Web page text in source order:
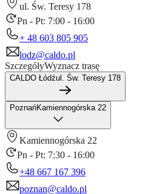
ul. Św. Teresy 178
Pn - Pt: 7:00 - 16:00
+ 48 603 805 905
lodz@caldo.pl
SzczegółyWyznacz trasę
CALDO Łódźul. Św. Teresy 178
PoznańKamiennogórska 22
Kamiennogórska 22
Pn - Pt: 7:30 - 16:00
+48 667 167 396
poznan@caldo.pl